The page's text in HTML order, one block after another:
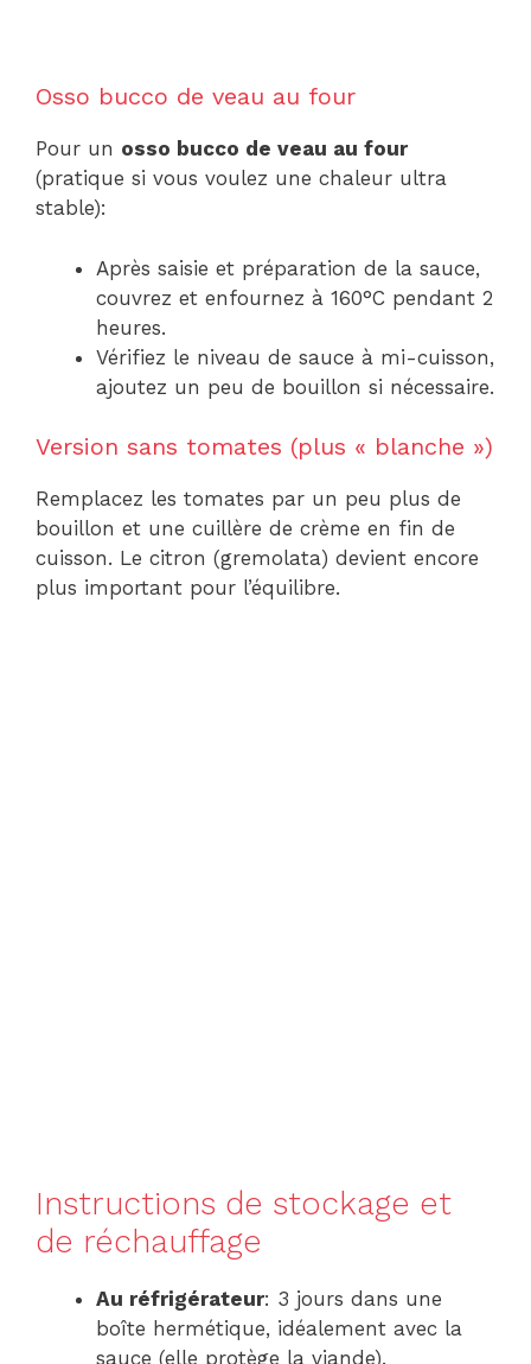
Osso bucco de veau au four
Pour un osso bucco de veau au four
(pratique si vous voulez une chaleur ultra
stable):
Après saisie et préparation de la sauce,
couvrez et enfournez à 160°C pendant 2
heures.
Vérifiez le niveau de sauce à mi-cuisson,
ajoutez un peu de bouillon si nécessaire.
Version sans tomates (plus « blanche »)
Remplacez les tomates par un peu plus de
bouillon et une cuillère de crème en fin de
cuisson. Le citron (gremolata) devient encore
plus important pour l’équilibre.
Instructions de stockage et
de réchauffage
Au réfrigérateur: 3 jours dans une
boîte hermétique, idéalement avec la
sauce (elle protège la viande).